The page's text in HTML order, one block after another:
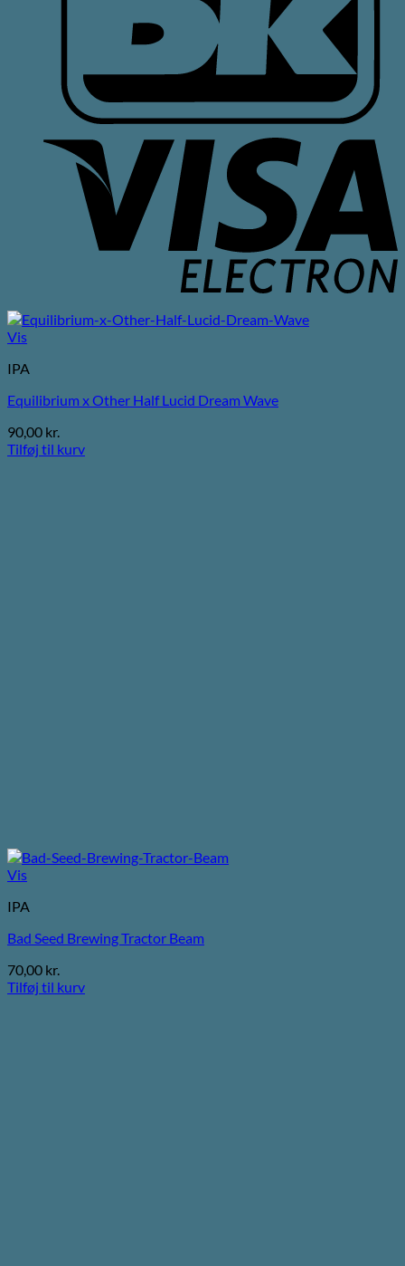
Vis
IPA
Equilibrium x Other Half Lucid Dream Wave
90,00 kr.
Tilføj til kurv
Vis
IPA
Bad Seed Brewing Tractor Beam
70,00 kr.
Tilføj til kurv